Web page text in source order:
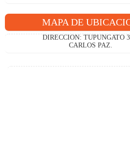
MAPA DE
DIRECCION: TUPUNGATO
CARLOS PAZ.